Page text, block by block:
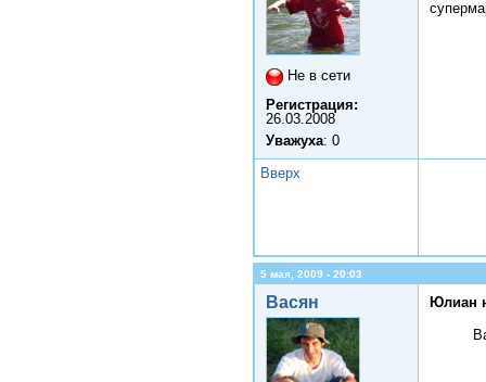
Не в сети
Регистрация:
26.03.2008
Уважуха: 0
Вверх
5 мая, 2009 - 20:03
Васян Юлиан